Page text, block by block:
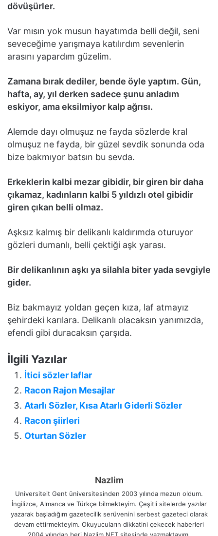
dövüşürler.
Var mısın yok musun hayatımda belli değil, seni
seveceğime yarışmaya katılırdım sevenlerin
arasını yapardım güzelim.
Zamana bırak dediler, bende öyle yaptım. Gün,
hafta, ay, yıl derken sadece şunu anladım
eskiyor, ama eksilmiyor kalp ağrısı.
Alemde dayı olmuşuz ne fayda sözlerde kral
olmuşuz ne fayda, bir güzel sevdik sonunda oda
bize bakmıyor batsın bu sevda.
Erkeklerin kalbi mezar gibidir, bir giren bir daha
çıkamaz, kadınların kalbi 5 yıldızlı otel gibidir
giren çıkan belli olmaz.
Aşksız kalmış bir delikanlı kaldırımda oturuyor
gözleri dumanlı, belli çektiği aşk yarası.
Bir delikanlının aşkı ya silahla biter yada sevgiyle
gider.
Biz bakmayız yoldan geçen kıza, laf atmayız
şehirdeki karılara. Delikanlı olacaksın yanımızda,
efendi gibi duracaksın çarşıda.
İlgili Yazılar
İtici sözler laflar
Racon Rajon Mesajlar
Atarlı Sözler, Kısa Atarlı Giderli Sözler
Racon şiirleri
Oturtan Sözler
Nazlim
Universiteit Gent üniversitesinden 2003 yılında mezun oldum.
İngilizce, Almanca ve Türkçe bilmekteyim. Çeşitli sitelerde yazılar
yazarak başladığım gazetecilik serüvenini serbest gazeteci olarak
devam ettirmekteyim. Okuyucuların dikkatini çekecek haberleri